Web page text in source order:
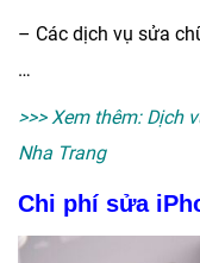
– Các dịch vụ sửa
…
>>> Xem thêm: Dịch
Nha Trang
Chi phí sửa